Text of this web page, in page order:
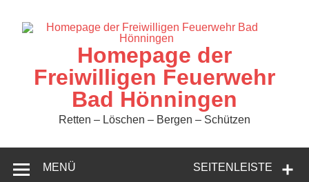
springen
Homepage der
Freiwilligen Feuerwehr
Bad Hönningen
Retten – Löschen – Bergen – Schützen
SEITENLEISTE
MENÜ